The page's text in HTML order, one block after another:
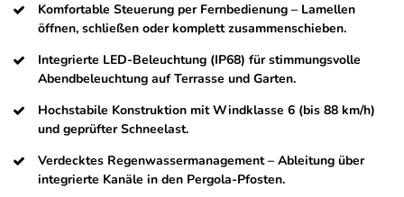
Komfortable Steuerung per Fernbedienung – Lamellen
öffnen, schließen oder komplett zusammenschieben.
Integrierte LED-Beleuchtung (IP68) für stimmungsvolle
Abendbeleuchtung auf Terrasse und Garten.
Hochstabile Konstruktion mit Windklasse 6 (bis 88 km/h)
und geprüfter Schneelast.
Verdecktes Regenwassermanagement – Ableitung über
integrierte Kanäle in den Pergola-Pfosten.